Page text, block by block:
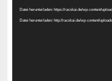
Datei herunterladen: https://racskai.de/wp-content/
Datei herunterladen: http://racskai.de/wp-content/